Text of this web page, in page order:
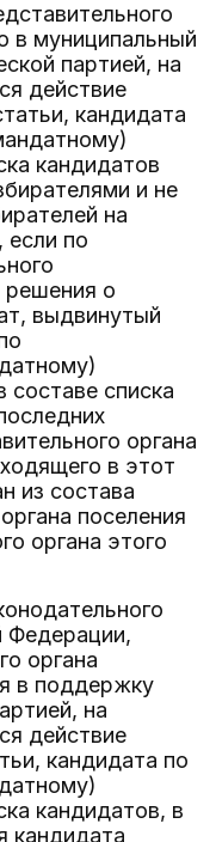
в муниципальный
партией, на
действие
кандидата
кандидатов
и не
на
если по
решения о
выдвинутый
составе списка
органа
в этот
из состава
поселения
органа этого
Федерации,
органа
в поддержку
на
действие
кандидата по
кандидатов, в
кандидата